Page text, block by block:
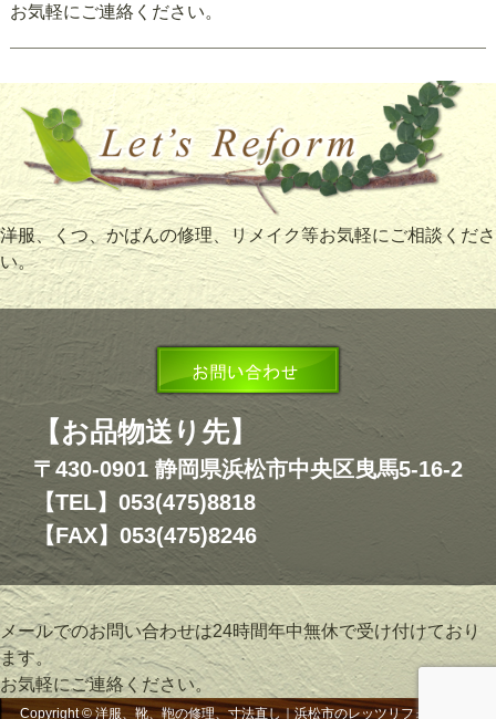
お気軽にご連絡ください。
洋服、くつ、かばんの修理、リメイク等お気軽にご相談くださ
い。
【お品物送り先】
〒430-0901 静岡県浜松市中央区曳馬5-16-2
【TEL】053(475)8818
【FAX】053(475)8246
メールでのお問い合わせは24時間年中無休で受け付けており
ます。
お気軽にご連絡ください。
Copyright © 洋服、靴、鞄の修理、寸法直し｜浜松市のレッツリフォーム, All